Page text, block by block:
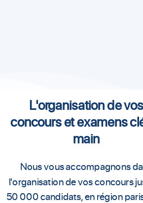
L'organisation de vos
concours et examens
main
Nous vous accompagnons
l'organisation de vos concours
50 000 candidats, en région